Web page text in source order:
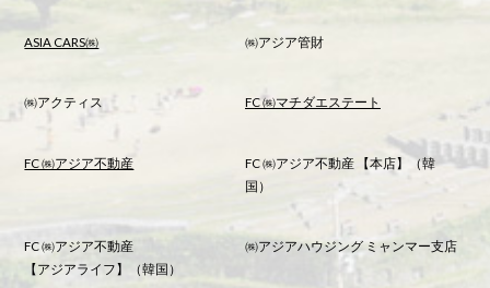
ASIA CARS㈱ ㈱アジア管財
㈱アクティス FC ㈱マチダエステート
FC ㈱アジア不動産
FC ㈱アジア不動産 【本店】（韓
国）
FC ㈱アジア不動産
【アジアライフ】（韓国）
㈱アジアハウジング ミャンマー支店